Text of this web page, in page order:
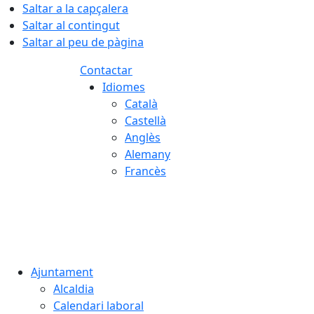
Saltar a la capçalera
Saltar al contingut
Saltar al peu de pàgina
Contactar
Idiomes
Català
Castellà
Anglès
Alemany
Francès
Ajuntament
Alcaldia
Calendari laboral